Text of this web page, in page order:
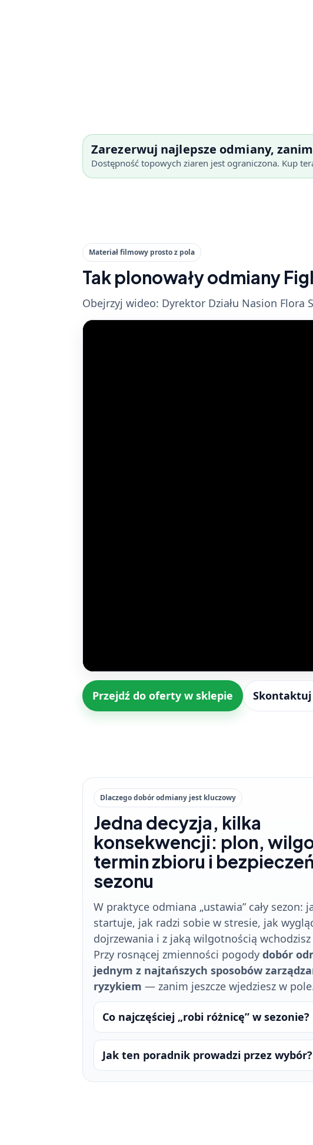
Zarezerwuj najlepsze odmiany,
Dostępność topowych ziaren jest ograniczona. Kup
Materiał filmowy prosto z pola
Tak plonowały odmiany
Obejrzyj wideo: Dyrektor Działu Nasion Flora
Przejdź do oferty w sklepie Skontaktuj
Dlaczego dobór odmiany jest kluczowy
Jedna decyzja, kilka
konsekwencji: plon,
termin zbioru i
sezonu
W praktyce odmiana „ustawia” cały sezon:
startuje, jak radzi sobie w stresie, jak
dojrzewania i z jaką wilgotnością wchodzisz
Przy rosnącej zmienności pogody dobór
jednym z najtańszych sposobów
ryzykiem — zanim jeszcze wjedziesz w
Co najczęściej „robi różnicę” w sezonie?
Jak ten poradnik prowadzi przez wybór?